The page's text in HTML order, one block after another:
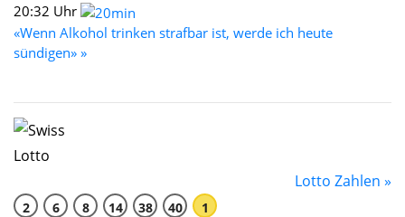
20:32 Uhr
«Wenn Alkohol trinken strafbar ist, werde ich heute
sündigen» »
Lotto Zahlen »
2 6 8 14 38 40 1